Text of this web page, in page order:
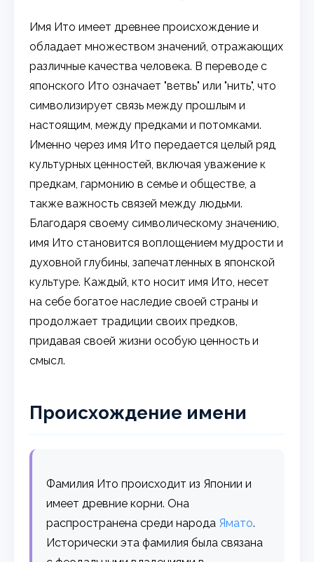
Имя Ито имеет древнее происхождение и
обладает множеством значений, отражающих
различные качества человека. В переводе с
японского Ито означает "ветвь" или "нить", что
символизирует связь между прошлым и
настоящим, между предками и потомками.
Именно через имя Ито передается целый ряд
культурных ценностей, включая уважение к
предкам, гармонию в семье и обществе, а
также важность связей между людьми.
Благодаря своему символическому значению,
имя Ито становится воплощением мудрости и
духовной глубины, запечатленных в японской
культуре. Каждый, кто носит имя Ито, несет
на себе богатое наследие своей страны и
продолжает традиции своих предков,
придавая своей жизни особую ценность и
смысл.
Происхождение имени
Фамилия Ито происходит из Японии и
имеет древние корни. Она
распространена среди народа Ямато.
Исторически эта фамилия была связана